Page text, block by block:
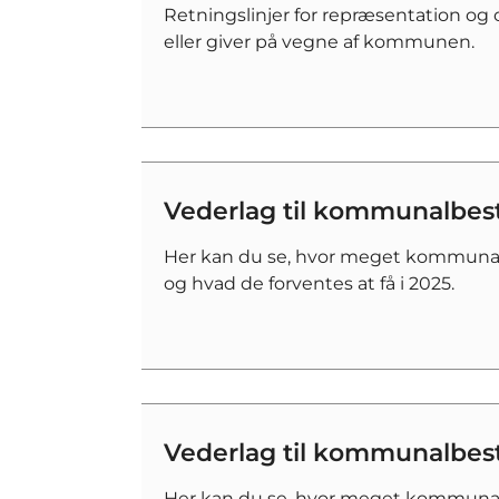
Retningslinjer for repræsentation og
eller giver på vegne af kommunen.
Vederlag til
Her kan du se, hvor meget
og hvad de forventes at få i 2025.
Vederlag til